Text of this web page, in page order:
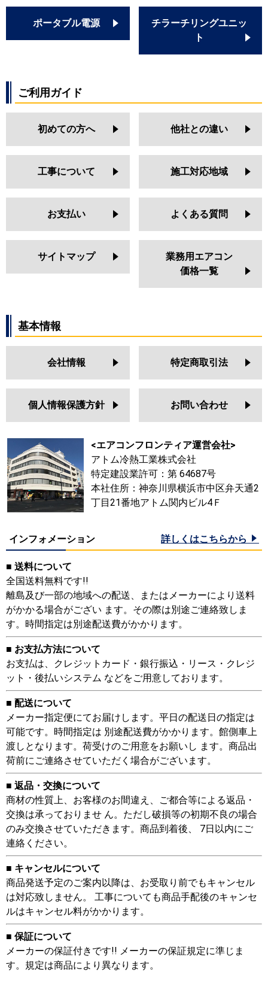
ポータブル電源
チラーチリングユニッ
ト
ご利用ガイド
初めての方へ 他社との違い
工事について 施工対応地域
お支払い よくある質問
サイトマップ
業務用エアコン
価格一覧
基本情報
会社情報 特定商取引法
個人情報保護方針 お問い合わせ
<エアコンフロンティア運営会社>
アトム冷熱工業株式会社
特定建設業許可：第 64687号
本社住所：神奈川県横浜市中区弁天通2
丁目21番地アトム関内ビル4Ｆ
インフォメーション 詳しくはこちらから
■ 送料について
全国送料無料です!!
離島及び一部の地域への配送、またはメーカーにより送料
がかかる場合がござい ます。その際は別途ご連絡致しま
す。時間指定は別途配送費がかかります。
■ お支払方法について
お支払は、クレジットカード・銀行振込・リース・クレジ
ット・後払いシステム などをご用意しております。
■ 配送について
メーカー指定便にてお届けします。平日の配送日の指定は
可能です。時間指定は 別途配送費がかかります。館側車上
渡しとなります。荷受けのご用意をお願いし ます。商品出
荷前にご連絡させていただく場合がございます。
■ 返品・交換について
商材の性質上、お客様のお間違え、ご都合等による返品・
交換は承っておりませ ん。ただし破損等の初期不良の場合
のみ交換させていただきます。商品到着後、 7日以内にご
連絡ください。
■ キャンセルについて
商品発送予定のご案内以降は、お受取り前でもキャンセル
は対応致しません。 工事についても商品手配後のキャンセ
ルはキャンセル料がかかります。
■ 保証について
メーカーの保証付きです!! メーカーの保証規定に準じま
す。規定は商品により異なります。